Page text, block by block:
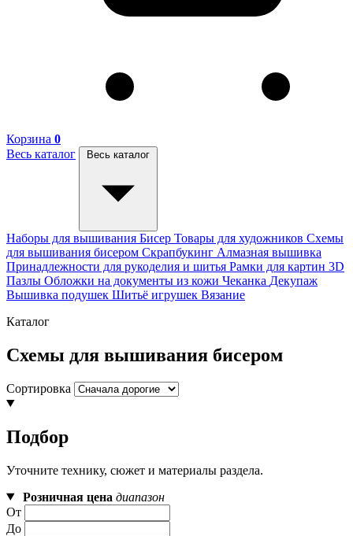
Корзина 0
Весь каталог
Весь каталог
Наборы для вышивания Бисер Товары для художников Схемы
для вышивания бисером Скрапбукинг Алмазная вышивка
Принадлежности для рукоделия и шитья Рамки для картин 3D
Пазлы Обложки на документы из кожи Чеканка Декупаж
Вышивка подушек Шитьё игрушек Вязание
Каталог
Схемы для вышивания бисером
Сортировка
Подбор
Уточните технику, сюжет и материалы раздела.
Розничная цена диапазон
От
До